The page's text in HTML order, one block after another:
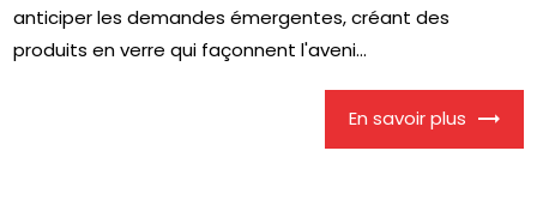
anticiper les demandes émergentes, créant des
produits en verre qui façonnent l'aveni...
En savoir plus